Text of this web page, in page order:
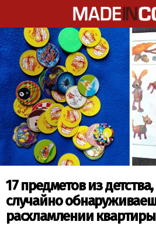
17 предметов из
случайно
расхламлении квартиры